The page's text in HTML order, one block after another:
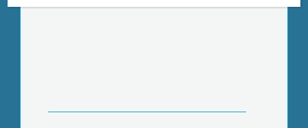
A Föld órája